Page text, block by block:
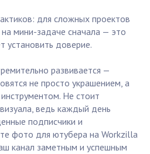
для сложных проектов
мини-задаче сначала — это
установить доверие.
развивается —
не просто украшением, а
Не стоит
ведь каждый день
подписчики и
фото для ютубера на Workzilla
канал заметным и успешным